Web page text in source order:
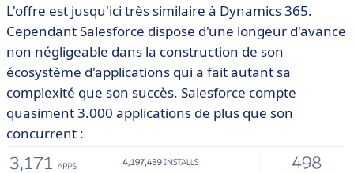
L'offre est jusqu'ici très similaire à Dynamics 365.
Cependant Salesforce dispose d'une longeur d'avance
non négligeable dans la construction de son
écosystème d'applications qui a fait autant sa
complexité que son succès. Salesforce compte
quasiment 3.000 applications de plus que son
concurrent :